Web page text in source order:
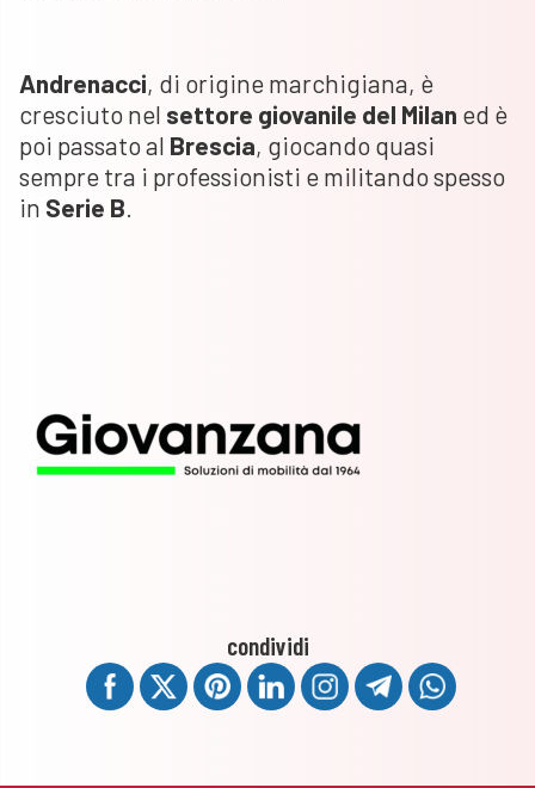
Andrenacci, di origine marchigiana, è
cresciuto nel settore giovanile del Milan ed è
poi passato al Brescia, giocando quasi
sempre tra i professionisti e militando spesso
in Serie B.
condividi